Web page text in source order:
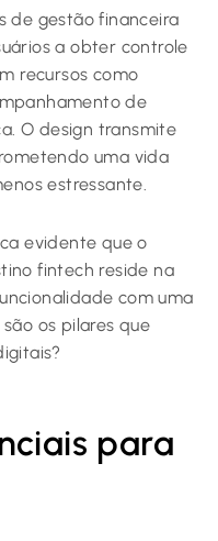
de gestão financeira
a obter controle
recursos como
de
O design transmite
uma vida
estressante.
evidente que o
fintech reside na
com uma
os pilares que
para